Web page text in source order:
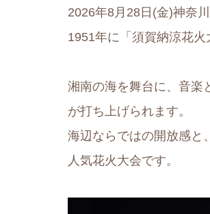
2026年8月28日(金)神奈
1951年に「須賀納涼花
湘南の海を舞台に、音楽
が打ち上げられます。
海辺ならではの開放感と
人気花火大会です。